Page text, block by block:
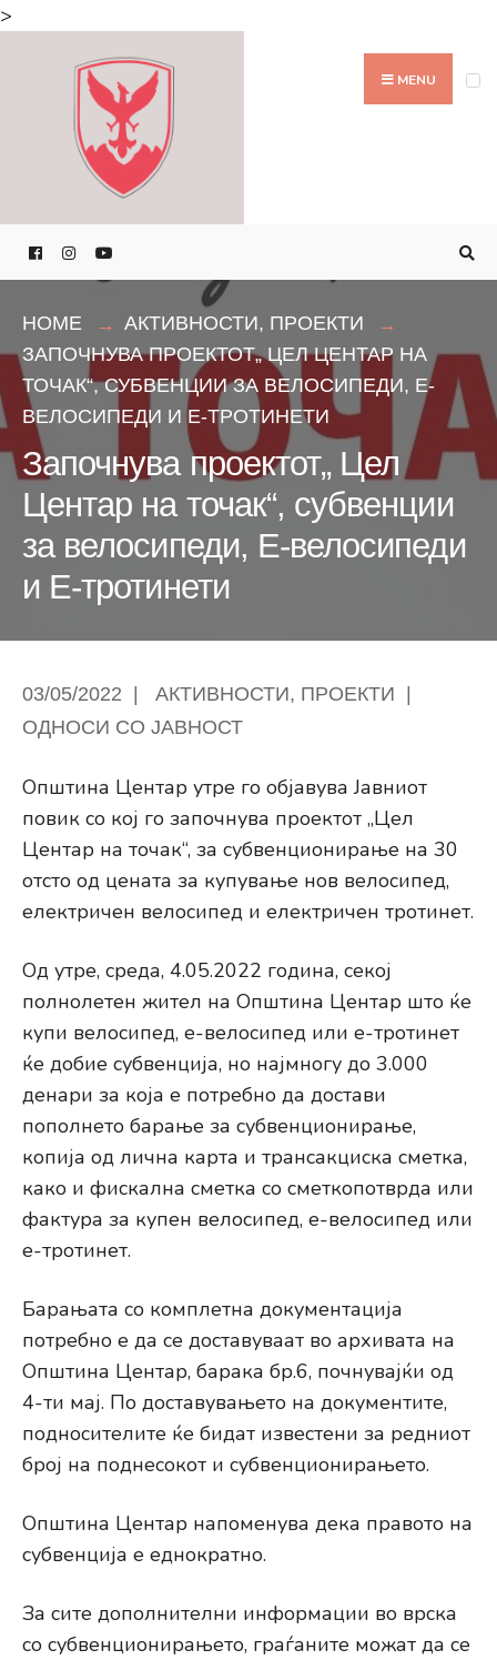
>
MENU
HOME АКТИВНОСТИ, ПРОЕКТИ
ЗАПОЧНУВА ПРОЕКТОТ„ ЦЕЛ ЦЕНТАР НА
ТОЧАК“, СУБВЕНЦИИ ЗА ВЕЛОСИПЕДИ, Е-
ВЕЛОСИПЕДИ И Е-ТРОТИНЕТИ
Започнува проектот„ Цел
Центар на точак“, субвенции
за велосипеди, Е-велосипеди
и Е-тротинети
03/05/2022 АКТИВНОСТИ, ПРОЕКТИ
ОДНОСИ СО ЈАВНОСТ
Општина Центар утре го објавува Јавниот
повик со кој го започнува проектот „Цел
Центар на точак“, за субвенционирање на 30
отсто од цената за купување нов велосипед,
електричен велосипед и електричен тротинет.
Од утре, среда, 4.05.2022 година, секој
полнолетен жител на Општина Центар што ќе
купи велосипед, е-велосипед или е-тротинет
ќе добие субвенција, но најмногу до 3.000
денари за која е потребно да достави
пополнето барање за субвенционирање,
копија од лична карта и трансакциска сметка,
како и фискална сметка со сметкопотврда или
фактура за купен велосипед, е-велосипед или
е-тротинет.
Барањата со комплетна документација
потребно е да се доставуваат во архивата на
Општина Центар, барака бр.6, почнувајќи од
4-ти мај. По доставувањето на документите,
подносителите ќе бидат известени за редниот
број на поднесокот и субвенционирањето.
Општина Центар напоменува дека правото на
субвенција е еднократно.
За сите дополнителни информации во врска
со субвенционирањето, граѓаните можат да се